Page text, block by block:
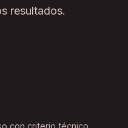
resultados.
con criterio técnico